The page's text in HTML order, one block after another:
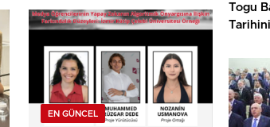
EN GÜNCEL
Togu